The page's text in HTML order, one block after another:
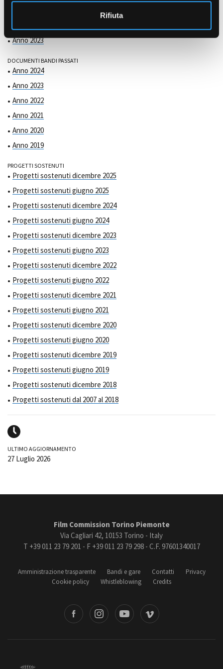
Rifiuta
Anno 2023
DOCUMENTI BANDI PASSATI
Anno 2024
Anno 2023
Anno 2022
Anno 2021
Anno 2020
Anno 2019
PROGETTI SOSTENUTI
Progetti sostenuti dicembre 2025
Progetti sostenuti giugno 2025
Progetti sostenuti dicembre 2024
Progetti sostenuti giugno 2024
Progetti sostenuti dicembre 2023
Progetti sostenuti giugno 2023
Progetti sostenuti dicembre 2022
Progetti sostenuti giugno 2022
Progetti sostenuti dicembre 2021
Progetti sostenuti giugno 2021
Progetti sostenuti dicembre 2020
Progetti sostenuti giugno 2020
Progetti sostenuti dicembre 2019
Progetti sostenuti giugno 2019
Progetti sostenuti dicembre 2018
Progetti sostenuti dal 2007 al 2018
ULTIMO AGGIORNAMENTO
27 Luglio 2026
Film Commission Torino Piemonte
Via Cagliari 42, 10153 Torino - Italy
T +39 011 23 79 201 - F +39 011 23 79 298 - C.F. 97601340017
Amministrazione trasparente Bandi e gare Contatti
Privacy
Cookie policy
Whistleblowing Credits
Vimeo